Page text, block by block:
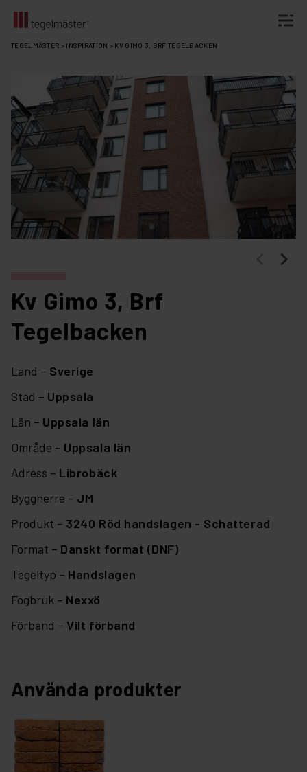
Fortsätt
innehållet
TEGELMÄSTER > INSPIRATION > KV GIMO 3, BRF TEGELBACKEN
Kv Gimo 3, Brf
Tegelbacken
Land – Sverige
Stad – Uppsala
Län – Uppsala län
Område – Uppsala län
Adress – Librobäck
Byggherre – JM
Produkt – 3240 Röd handslagen - Schatterad
Format – Danskt format (DNF)
Tegeltyp – Handslagen
Fogbruk – Nexxö
Förband – Vilt förband
Använda produkter